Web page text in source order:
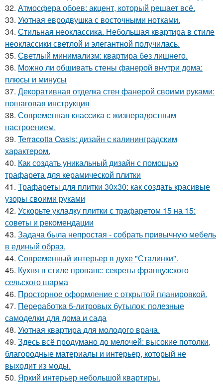
32. Атмосфера обоев: акцент, который решает всё.
33. Уютная евродвушка с восточными нотками.
34. Стильная неоклассика. Небольшая квартира в стиле
неоклассики светлой и элегантной получилась.
35. Светлый минимализм: квартира без лишнего.
36. Можно ли обшивать стены фанерой внутри дома:
плюсы и минусы
37. Декоративная отделка стен фанерой своими руками:
пошаговая инструкция
38. Современная классика с жизнерадостным
настроением.
39. Terracotta Oasis: дизайн с калининградским
характером.
40. Как создать уникальный дизайн с помощью
трафарета для керамической плитки
41. Трафареты для плитки 30х30: как создать красивые
узоры своими руками
42. Ускорьте укладку плитки с трафаретом 15 на 15:
советы и рекомендации
43. Задача была непростая - собрать привычную мебель
в единый образ.
44. Современный интерьер в духе "Сталинки".
45. Кухня в стиле прованс: секреты французского
сельского шарма
46. Просторное оформление с открытой планировкой.
47. Переработка 5-литровых бутылок: полезные
самоделки для дома и сада
48. Уютная квартира для молодого врача.
49. Здесь всё продумано до мелочей: высокие потолки,
благородные материалы и интерьер, который не
выходит из моды.
50. Яркий интерьер небольшой квартиры.